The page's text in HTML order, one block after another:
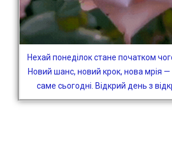
Нехай понеділок стане початком
Новий шанс, новий крок, нова мрія
саме сьогодні. Відкрий день з